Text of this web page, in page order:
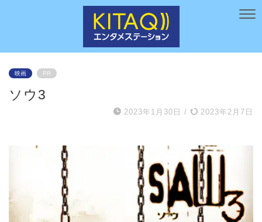
映画 PR
ソウ3
2023年1月30日 / 2023年2月7日